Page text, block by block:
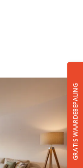
GRATIS WAARDEBEPALING